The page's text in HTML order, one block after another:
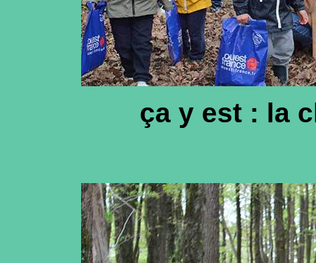
ça y est : la